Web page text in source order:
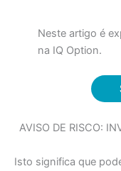
Neste artigo é
na IQ Option.
AVISO DE RISCO:
Isto significa que